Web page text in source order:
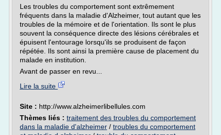
Les troubles du comportement sont extrêmement
fréquents dans la maladie d'Alzheimer, tout autant que les
troubles de la mémoire et de l'orientation. Ils sont le plus
souvent la conséquence directe des lésions cérébrales et
épuisent l'entourage lorsqu'ils se produisent de façon
répétée. Ils sont ainsi la première cause de placement du
malade en institution.
Avant de passer en revu...
Lire la suite
Site : http://www.alzheimerlibellules.com
Thèmes liés : traitement des troubles du comportement
dans la maladie d'alzheimer / troubles du comportement